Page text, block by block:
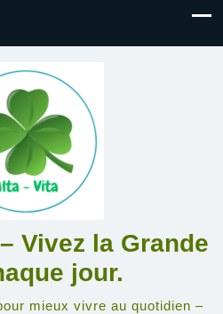
Vivez la Grande
jour.
mieux vivre au quotidien –